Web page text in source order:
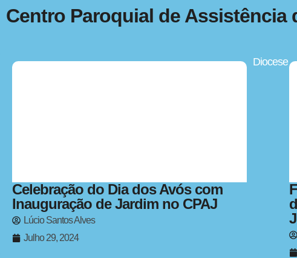
Diocese
Centro Paroquial de Assistência
Celebração do Dia dos Avós com
Inauguração de Jardim no CPAJ
Lúcio Santos Alves
Julho 29, 2024